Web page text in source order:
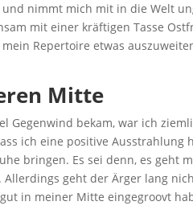
nimmt mich mit in die Welt
mit einer kräftigen Tasse
Repertoire etwas
Mitte
Gegenwind bekam, war ich
ich eine positive
bringen. Es sei denn, es geht
geht der Ärger lang
in meiner Mitte eingegroovt